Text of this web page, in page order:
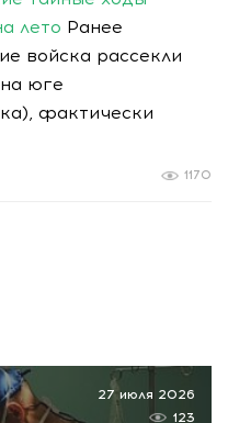
лето Ранее
войска рассекли
юге
фактически
1170
27 июля 2026
123